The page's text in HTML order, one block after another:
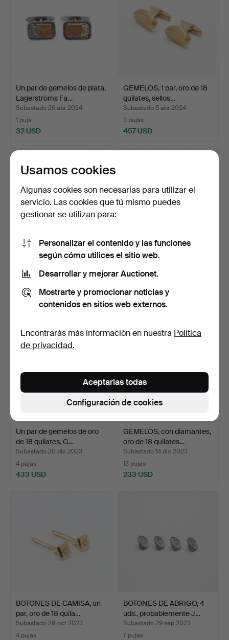
Un par de gemelos de plata,
Lagerströms Fa…
Subastado 26 abr 2024
1 puja
32 USD
GEMELOS, 1 par, oro de 18
quilates, sellos…
Subastado 5 abr 2024
3 pujas
457 USD
Un par de gemelos Wilhelm
Harbeck de oro d…
Subastado 5 abr 2024
3 pujas
359 USD
Un par de gemelos de oro
de 18 quilates. P…
4 pujas
364 USD
Un par de gemelos de oro
de 18 quilates, G…
Subastado 20 dic 2023
4 pujas
433 USD
GEMELOS, con diamantes,
oro de 18 quilates…
Subastado 14 dic 2023
13 pujas
233 USD
BOTONES DE CAMISA, un
par, oro de 18 quila…
Subastado 28 oct 2023
4 pujas
BOTONES DE ABRIGO, 4
uds., probablemente J…
Subastado 29 sep 2023
7 pujas
Usamos cookies
Algunas cookies son necesarias para utilizar el
servicio. Las cookies que tú mismo puedes
gestionar se utilizan para:
Personalizar el contenido y las funciones
según cómo utilices el sitio web.
Desarrollar y mejorar Auctionet.
Mostrarte y promocionar noticias y
contenidos en sitios web externos.
Encontrarás más información en nuestra Política
de privacidad.
Configuración de cookies
Aceptarlas todas